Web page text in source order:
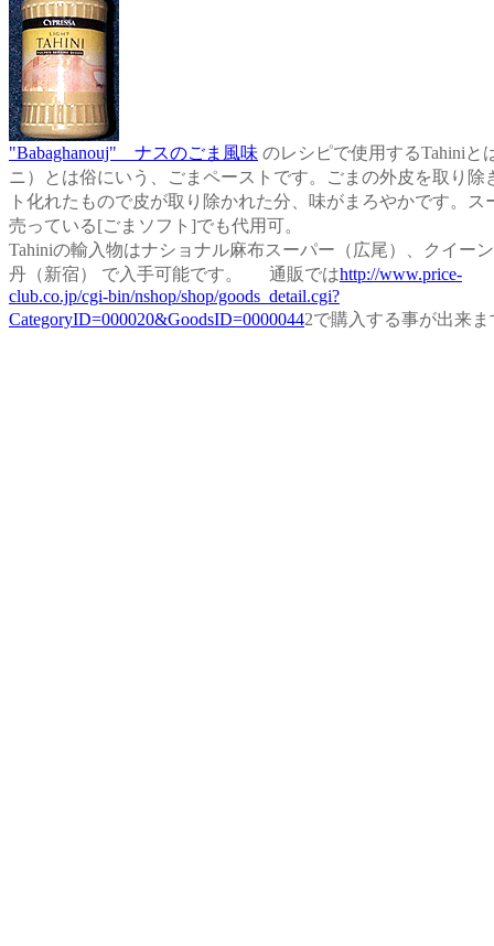
"Babaghanouj" ナスのごま風味 のレシピで使用するTahiniと
ニ）とは俗にいう、ごまペーストです。ごまの外皮を取り除
ト化れたもので皮が取り除かれた分、味がまろやかです。ス
売っている[ごまソフト]でも代用可。
Tahiniの輸入物はナショナル麻布スーパー（広尾）、クイー
丹（新宿） で入手可能です。 通販ではhttp://www.price-
club.co.jp/cgi-bin/nshop/shop/goods_detail.cgi?
CategoryID=000020&GoodsID=00000442で購入する事が出来ま